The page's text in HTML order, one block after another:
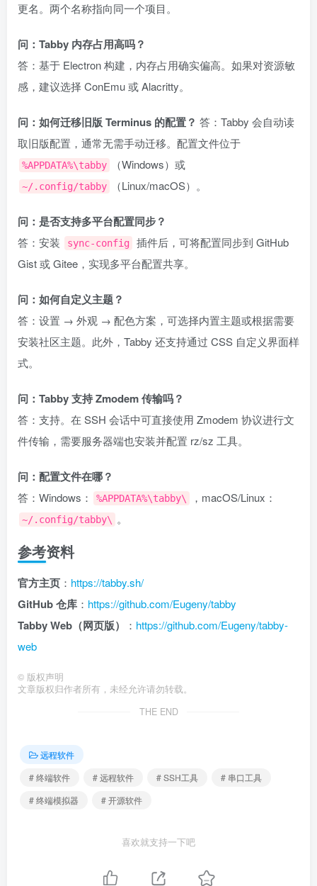
更名。两个名称指向同一个项目。
问：Tabby 内存占用高吗？
答：基于 Electron 构建，内存占用确实偏高。如果对资源敏
感，建议选择 ConEmu 或 Alacritty。
问：如何迁移旧版 Terminus 的配置？ 答：Tabby 会自动读
取旧版配置，通常无需手动迁移。配置文件位于
%APPDATA%\tabby （Windows）或
~/.config/tabby （Linux/macOS）。
问：是否支持多平台配置同步？
答：安装 sync-config
插件后，可将配置同步到 GitHub
Gist 或 Gitee，实现多平台配置共享。
问：如何自定义主题？
答：设置 → 外观 → 配色方案，可选择内置主题或根据需要
安装社区主题。此外，Tabby 还支持通过 CSS 自定义界面样
式。
问：Tabby 支持 Zmodem 传输吗？
答：支持。在 SSH 会话中可直接使用 Zmodem 协议进行文
件传输，需要服务器端也安装并配置 rz/sz 工具。
问：配置文件在哪？
答：Windows： %APPDATA%\tabby\ ，macOS/Linux：
~/.config/tabby\ 。
参考资料
官方主页 ： https://tabby.sh/
GitHub 仓库 ： https://github.com/Eugeny/tabby
Tabby Web（网页版） ： https://github.com/Eugeny/tabby-
web
© 版权声明
文章版权归作者所有，未经允许请勿转载。
THE END
远程软件
# 终端软件
# 远程软件 # SSH工具
# 串口工具
# 终端模拟器
# 开源软件
喜欢就支持一下吧